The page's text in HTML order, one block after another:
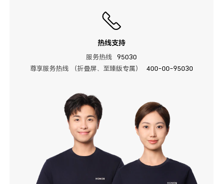
热线支持
服务热线
95030
尊享服务热线 （折叠屏、至臻版专属）
400-00-95030